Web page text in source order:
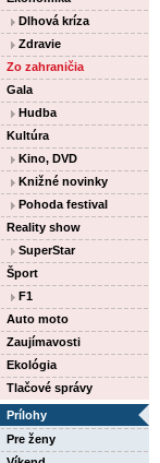
Dlhová kríza
Zdravie
Zo zahraničia
Gala
Hudba
Kultúra
Kino, DVD
Knižné novinky
Pohoda festival
Reality show
SuperStar
Šport
F1
Auto moto
Zaujímavosti
Ekológia
Tlačové správy
Prílohy
Pre ženy